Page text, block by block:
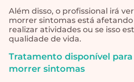
Além disso, o profissional irá
morrer sintomas está
realizar atividades ou se isso
qualidade de vida.
Tratamento disponível
morrer sintomas